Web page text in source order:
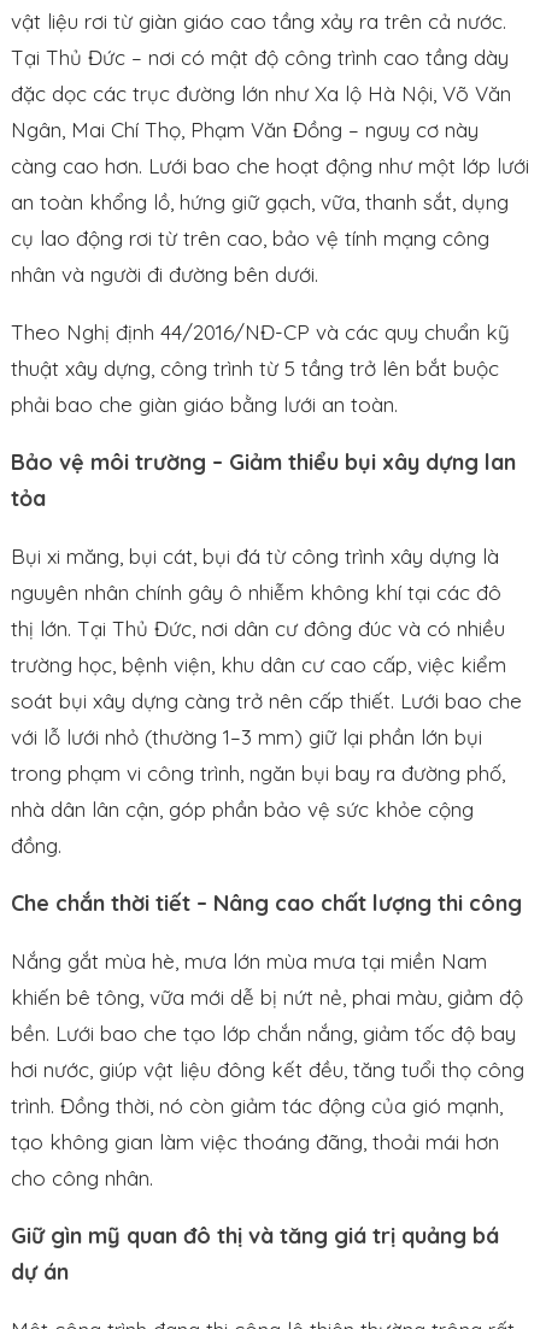
vật liệu rơi từ giàn giáo cao tầng xảy ra trên cả nước.
Tại Thủ Đức – nơi có mật độ công trình cao tầng dày
đặc dọc các trục đường lớn như Xa lộ Hà Nội, Võ Văn
Ngân, Mai Chí Thọ, Phạm Văn Đồng – nguy cơ này
càng cao hơn. Lưới bao che hoạt động như một lớp lưới
an toàn khổng lồ, hứng giữ gạch, vữa, thanh sắt, dụng
cụ lao động rơi từ trên cao, bảo vệ tính mạng công
nhân và người đi đường bên dưới.
Theo Nghị định 44/2016/NĐ-CP và các quy chuẩn kỹ
thuật xây dựng, công trình từ 5 tầng trở lên bắt buộc
phải bao che giàn giáo bằng lưới an toàn.
Bảo vệ môi trường – Giảm thiểu bụi xây dựng lan
tỏa
Bụi xi măng, bụi cát, bụi đá từ công trình xây dựng là
nguyên nhân chính gây ô nhiễm không khí tại các đô
thị lớn. Tại Thủ Đức, nơi dân cư đông đúc và có nhiều
trường học, bệnh viện, khu dân cư cao cấp, việc kiểm
soát bụi xây dựng càng trở nên cấp thiết. Lưới bao che
với lỗ lưới nhỏ (thường 1–3 mm) giữ lại phần lớn bụi
trong phạm vi công trình, ngăn bụi bay ra đường phố,
nhà dân lân cận, góp phần bảo vệ sức khỏe cộng
đồng.
Che chắn thời tiết – Nâng cao chất lượng thi công
Nắng gắt mùa hè, mưa lớn mùa mưa tại miền Nam
khiến bê tông, vữa mới dễ bị nứt nẻ, phai màu, giảm độ
bền. Lưới bao che tạo lớp chắn nắng, giảm tốc độ bay
hơi nước, giúp vật liệu đông kết đều, tăng tuổi thọ công
trình. Đồng thời, nó còn giảm tác động của gió mạnh,
tạo không gian làm việc thoáng đãng, thoải mái hơn
cho công nhân.
Giữ gìn mỹ quan đô thị và tăng giá trị quảng bá
dự án